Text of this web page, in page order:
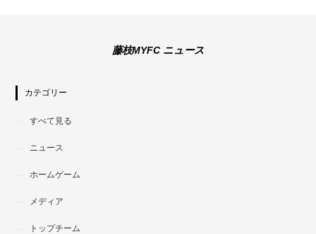
藤枝MYFC ニュース
カテゴリー
すべて見る
ニュース
ホームゲーム
メディア
トップチーム